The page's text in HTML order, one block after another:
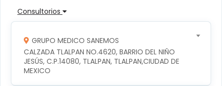
Consultorios
GRUPO MEDICO SANEMOS
CALZADA TLALPAN NO.4620, BARRIO DEL NIÑO
JESÚS, C.P.14080, TLALPAN, TLALPAN,CIUDAD DE
MEXICO